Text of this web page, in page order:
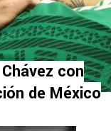
con
de México